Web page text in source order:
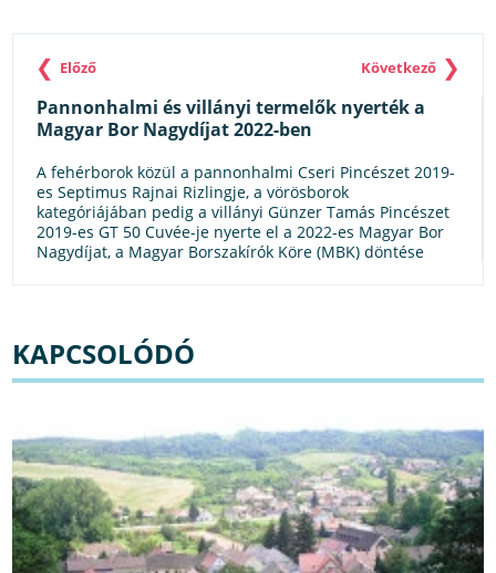
Pannonhalmi és villányi termelők nyerték a
Magyar Bor Nagydíjat 2022-ben
A fehérborok közül a pannonhalmi Cseri Pincészet 2019-
es Septimus Rajnai Rizlingje, a vörösborok
kategóriájában pedig a villányi Günzer Tamás Pincészet
2019-es GT 50 Cuvée-je nyerte el a 2022-es Magyar Bor
Nagydíjat, a Magyar Borszakírók Köre (MBK) döntése
❮ Előző Következő ❯
KAPCSOLÓDÓ